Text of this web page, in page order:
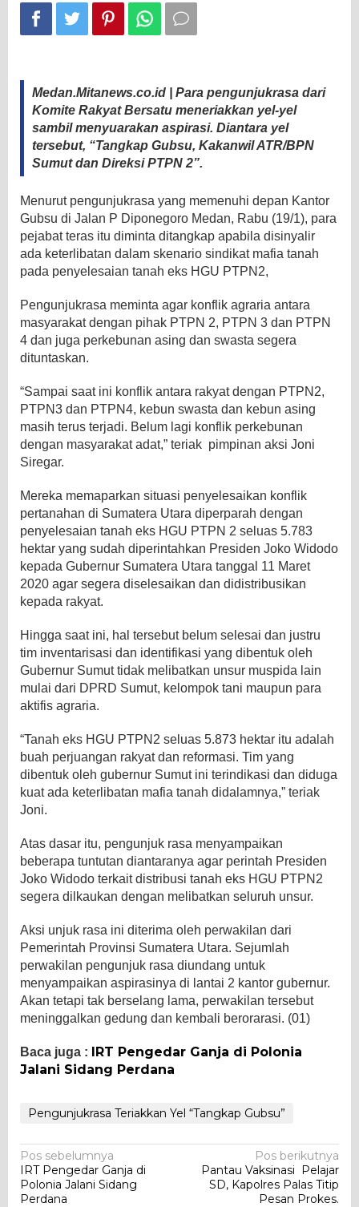
Medan.Mitanews.co.id | Para pengunjukrasa dari
Komite Rakyat Bersatu meneriakkan yel-yel
sambil menyuarakan aspirasi. Diantara yel
tersebut, “Tangkap Gubsu, Kakanwil ATR/BPN
Sumut dan Direksi PTPN 2”.
Menurut pengunjukrasa yang memenuhi depan Kantor
Gubsu di Jalan P Diponegoro Medan, Rabu (19/1), para
pejabat teras itu diminta ditangkap apabila disinyalir
ada keterlibatan dalam skenario sindikat mafia tanah
pada penyelesaian tanah eks HGU PTPN2,
Pengunjukrasa meminta agar konflik agraria antara
masyarakat dengan pihak PTPN 2, PTPN 3 dan PTPN
4 dan juga perkebunan asing dan swasta segera
dituntaskan.
“Sampai saat ini konflik antara rakyat dengan PTPN2,
PTPN3 dan PTPN4, kebun swasta dan kebun asing
masih terus terjadi. Belum lagi konflik perkebunan
dengan masyarakat adat,” teriak pimpinan aksi Joni
Siregar.
Mereka memaparkan situasi penyelesaikan konflik
pertanahan di Sumatera Utara diperparah dengan
penyelesaian tanah eks HGU PTPN 2 seluas 5.783
hektar yang sudah diperintahkan Presiden Joko Widodo
kepada Gubernur Sumatera Utara tanggal 11 Maret
2020 agar segera diselesaikan dan didistribusikan
kepada rakyat.
Hingga saat ini, hal tersebut belum selesai dan justru
tim inventarisasi dan identifikasi yang dibentuk oleh
Gubernur Sumut tidak melibatkan unsur muspida lain
mulai dari DPRD Sumut, kelompok tani maupun para
aktifis agraria.
“Tanah eks HGU PTPN2 seluas 5.873 hektar itu adalah
buah perjuangan rakyat dan reformasi. Tim yang
dibentuk oleh gubernur Sumut ini terindikasi dan diduga
kuat ada keterlibatan mafia tanah didalamnya,” teriak
Joni.
Atas dasar itu, pengunjuk rasa menyampaikan
beberapa tuntutan diantaranya agar perintah Presiden
Joko Widodo terkait distribusi tanah eks HGU PTPN2
segera dilkaukan dengan melibatkan seluruh unsur.
Aksi unjuk rasa ini diterima oleh perwakilan dari
Pemerintah Provinsi Sumatera Utara. Sejumlah
perwakilan pengunjuk rasa diundang untuk
menyampaikan aspirasinya di lantai 2 kantor gubernur.
Akan tetapi tak berselang lama, perwakilan tersebut
meninggalkan gedung dan kembali berorarasi. (01)
Baca juga : IRT Pengedar Ganja di Polonia
Jalani Sidang Perdana
Pengunjukrasa Teriakkan Yel “Tangkap Gubsu”
Navigasi
pos
Pos sebelumnya
IRT Pengedar Ganja di
Polonia Jalani Sidang
Perdana
Pos berikutnya
Pantau Vaksinasi Pelajar
SD, Kapolres Palas Titip
Pesan Prokes.